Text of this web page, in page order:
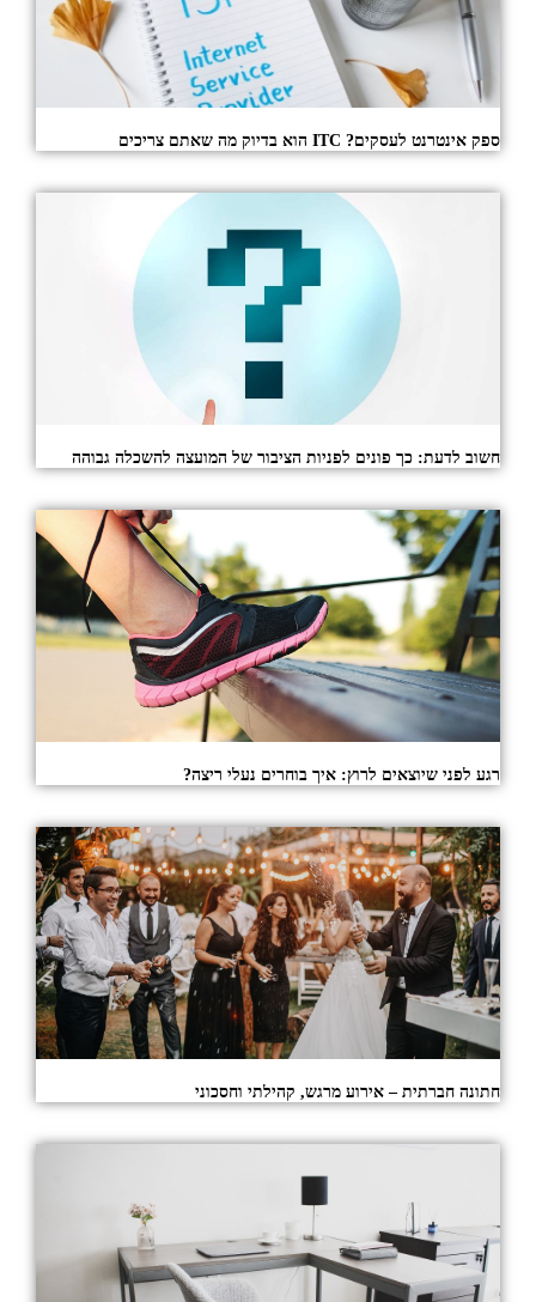
ספק אינטרנט לעסקים? ITC הוא בדיוק מה שאתם צריכים
חשוב לדעת: כך פונים לפניות הציבור של המועצה להשכלה גבוהה
רגע לפני שיוצאים לרוץ: איך בוחרים נעלי ריצה?
חתונה חברתית – אירוע מרגש, קהילתי וחסכוני